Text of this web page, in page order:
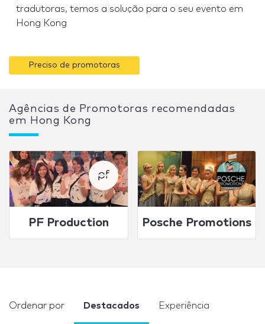
tradutoras, temos a solução para o seu evento em
Hong Kong
Preciso de promotoras
Agências de Promotoras recomendadas
em Hong Kong
PF Production Posche Promotions
Ordenar por Destacados Experiência